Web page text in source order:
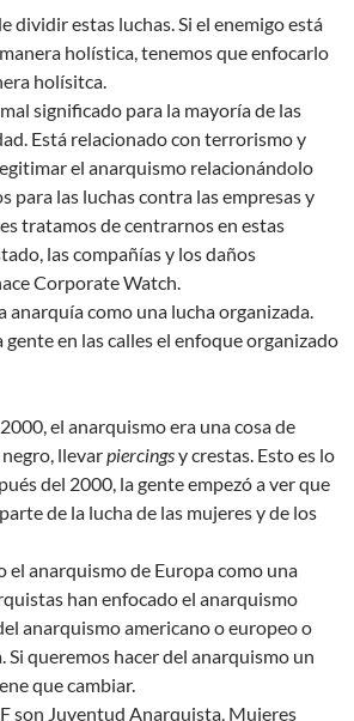
dividir estas luchas. Si el enemigo está
holística, tenemos que enfocarlo
holísitca.
significado para la mayoría de las
Está relacionado con terrorismo y
el anarquismo relacionándolo
para las luchas contra las empresas y
tratamos de centrarnos en estas
las compañías y los daños
Corporate Watch.
anarquía como una lucha organizada.
en las calles el enfoque organizado
el anarquismo era una cosa de
llevarpiercingsy crestas. Esto es lo
del 2000, la gente empezó a ver que
de la lucha de las mujeres y de los
el anarquismo de Europa como una
han enfocado el anarquismo
anarquismo americano o europeo o
Si queremos hacer del anarquismo un
que cambiar.
son Juventud Anarquista, Mujeres